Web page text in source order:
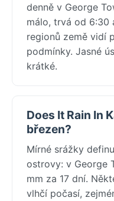
denně v George
málo, trvá od 6:30
regionů země vidí
podmínky. Jasné
krátké.
Does It Rain In
březen?
Mírné srážky
ostrovy: v George
mm za 17 dní.
vlhčí počasí,